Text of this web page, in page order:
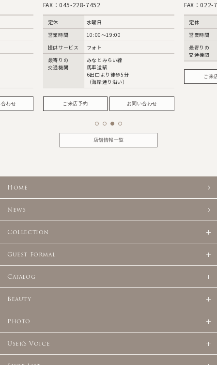
わせ
FAX：045-228-7452
定休
水曜日
営業時間
10:00〜19:00
提供サービス
フォト
最寄りの
交通機関
みなとみらい線
馬車道駅
6出口より徒歩5分
（海岸通り沿い）
ご来店予約 お問い合わせ
FAX：022-
定休
営業時間
最寄りの
交通機関
ご来
店舗情報一覧
Home
News
Collection
Guest Formal
Catalog
Beauty
Photo
User's Voice